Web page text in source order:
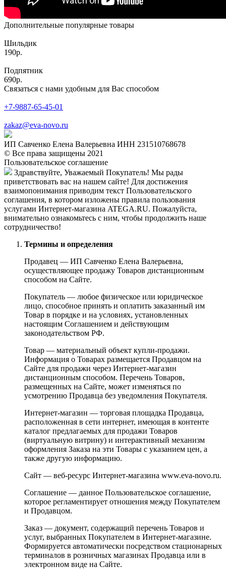
Дополнительные популярные товары
Шильдик
190р.
Подпятник
690р.
Связаться с нами удобным для Вас способом
+7-9887-65-45-01
zakaz@eva-novo.ru
ИП Савченко Елена Валерьевна ИНН 231510768678
© Все права защищены 2021
Пользовательское соглашение
Здравствуйте, Уважаемый Покупатель! Мы рады
приветствовать вас на нашем сайте! Для достижения
взаимопонимания приводим текст Пользовательского
соглашения, в котором изложены правила пользования
услугами Интернет-магазина ATEGA.RU. Пожалуйста,
внимательно ознакомьтесь с ним, чтобы продолжить наше
сотрудничество!
Термины и определения
Продавец — ИП Савченко Елена Валерьевна,
осуществляющее продажу Товаров дистанционным
способом на Сайте.
Покупатель — любое физическое или юридическое
лицо, способное принять и оплатить заказанный им
Товар в порядке и на условиях, установленных
настоящим Соглашением и действующим
законодательством РФ.
Товар — материальный объект купли-продажи.
Информация о Товарах размещается Продавцом на
Сайте для продажи через Интернет-магазин
дистанционным способом. Перечень Товаров,
размещенных на Сайте, может изменяться по
усмотрению Продавца без уведомления Покупателя.
Интернет-магазин — торговая площадка Продавца,
расположенная в сети интернет, имеющая в контенте
каталог предлагаемых для продажи Товаров
(виртуальную витрину) и интерактивный механизм
оформления Заказа на эти Товары с указанием цен, а
также другую информацию.
Сайт — веб-ресурс Интернет-магазина www.eva-novo.ru.
Соглашение — данное Пользовательское соглашение,
которое регламентирует отношения между Покупателем
и Продавцом.
Заказ — документ, содержащий перечень Товаров и
услуг, выбранных Покупателем в Интернет-магазине.
Формируется автоматически посредством стационарных
терминалов в розничных магазинах Продавца или в
электронном виде на Сайте.